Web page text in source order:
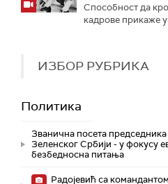
Способност да
кадрове прикаже
ИЗБОР РУБРИКА
Политика
Званична посета
Зеленског Србији - у фокусу
безбедносна питања
Радојевић са